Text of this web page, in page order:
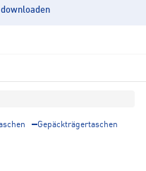
downloaden
Gepäckträgertaschen